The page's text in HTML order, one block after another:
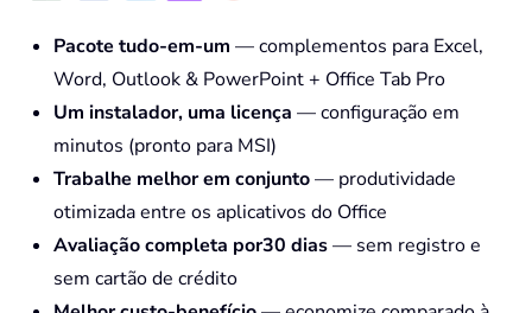
Pacote tudo-em-um — complementos para Excel,
Word, Outlook & PowerPoint + Office Tab Pro
Um instalador, uma licença — configuração em
minutos (pronto para MSI)
Trabalhe melhor em conjunto— produtividade
otimizada entre os aplicativos do Office
Avaliação completa por30 dias— sem registro e
sem cartão de crédito